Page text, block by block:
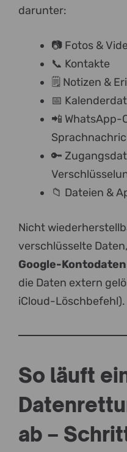
darunter:
📷 Fotos &
📞 Kontakte
🗒️ Notizen &
📅
📲 WhatsApp-
🔑
📁 Dateien &
Nicht
verschlüsselte
Google-
die Daten extern
iCloud-Löschbefehl).
So läuft
ab –